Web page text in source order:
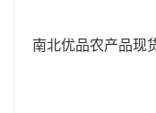
南北优品农产品现